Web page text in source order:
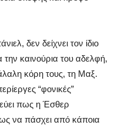
δεν δείχνει τον ίδιο
την καινούρια του αδελφή,
κόρη τους, τη Μαξ.
“φονικές”
πως η Έσθερ
να πάσχει από κάποια